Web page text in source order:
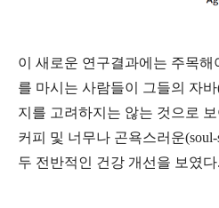
이 새로운 연구결과에는 주목해
를 마시는 사람들이 그들의 자
지를 고려하지는 않는 것으로
커피 및 너무나 곤욕스러운
두 전반적인 건강 개선을 보였다.